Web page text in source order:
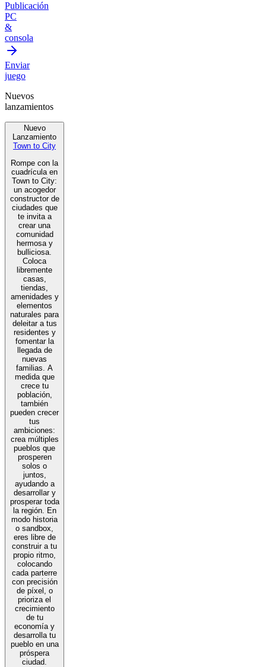
Publicación
PC
&
consola
Enviar
juego
Nuevos
lanzamientos
Nuevo
Lanzamiento
Town to City
Rompe con la
cuadrícula en
Town to City:
un acogedor
constructor de
ciudades que
te invita a
crear una
comunidad
hermosa y
bulliciosa.
Coloca
libremente
casas,
tiendas,
amenidades y
elementos
naturales para
deleitar a tus
residentes y
fomentar la
llegada de
nuevas
familias. A
medida que
crece tu
población,
también
pueden crecer
tus
ambiciones:
crea múltiples
pueblos que
prosperen
solos o
juntos,
ayudando a
desarrollar y
prosperar toda
la región. En
modo historia
o sandbox,
eres libre de
construir a tu
propio ritmo,
colocando
cada parterre
con precisión
de píxel, o
prioriza el
crecimiento
de tu
economía y
desarrolla tu
pueblo en una
próspera
ciudad.